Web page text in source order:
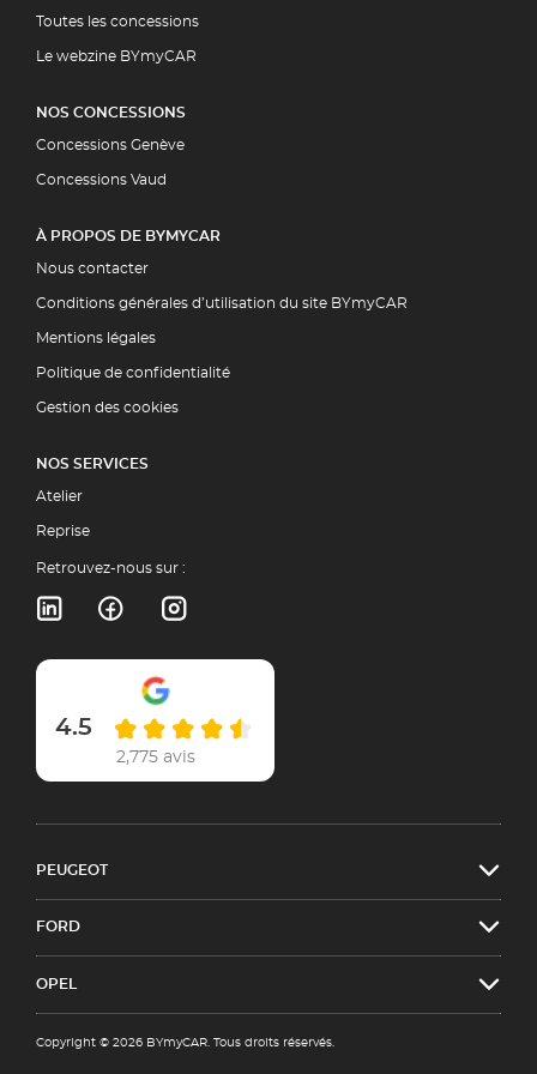
Toutes les concessions
Le webzine BYmyCAR
NOS CONCESSIONS
Concessions Genève
Concessions Vaud
À PROPOS DE BYMYCAR
Nous contacter
Conditions générales d’utilisation du site BYmyCAR
Mentions légales
Politique de confidentialité
Gestion des cookies
NOS SERVICES
Atelier
Reprise
Retrouvez-nous sur :
4.5
2,775 avis
PEUGEOT
FORD
OPEL
Copyright © 2026 BYmyCAR. Tous droits réservés.